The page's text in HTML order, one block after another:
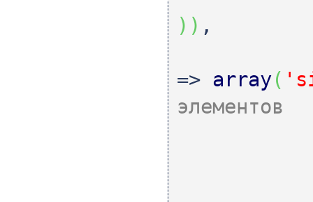
) ) ,
=> array(
элементов